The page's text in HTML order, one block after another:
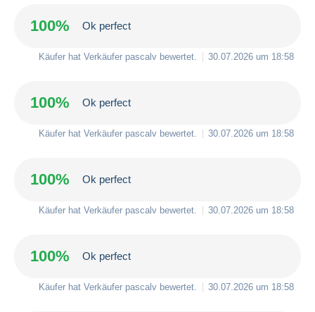
100% Ok perfect
Käufer hat Verkäufer pascalv bewertet. 30.07.2026 um 18:58
100% Ok perfect
Käufer hat Verkäufer pascalv bewertet. 30.07.2026 um 18:58
100% Ok perfect
Käufer hat Verkäufer pascalv bewertet. 30.07.2026 um 18:58
100% Ok perfect
Käufer hat Verkäufer pascalv bewertet. 30.07.2026 um 18:58